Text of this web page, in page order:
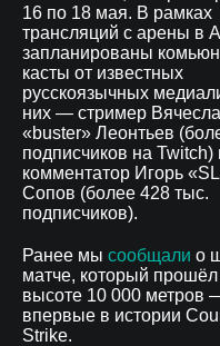
16 по 18 мая. В рамках
трансляций с арены в
запланированы
касты от известных
русскоязычных
них — стример
«buster» Леонтьев
подписчиков на Twitch)
комментатор Игорь
Сопов (более 428 тыс.
подписчиков).
Ранее мы сообщали о
матче, который прошёл
высоте 10 000 метров
впервые в истории
Strike.